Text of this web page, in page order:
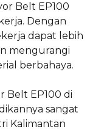
Belt EP100
Dengan
dapat lebih
mengurangi
berbahaya.
Belt EP100 di
sangat
Kalimantan